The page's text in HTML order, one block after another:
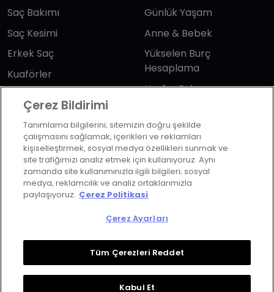
Saç Bakımı
Saç Kesimi
Erkek Saç
Kuaförler
Günlük Yaşam
Anne & Bebek
Yükselen Burç
Hesaplama
Kuafor Bulma
Bizi takip edin
KVKK Başvuru Formu
Kullanım Şart ve Koşulları
Çerez Politikası
Çerez Ayarları
Copyrights ©2026 Herkes İçin Güzellik. Design &
Çerez Bildirimi
Tanımlama bilgilerini; sitemizin doğru şekilde
çalışmasını sağlamak, içerikleri ve reklamları
kişiselleştirmek, sosyal medya özellikleri sunmak ve
site trafiğimizi analiz etmek için kullanıyoruz. Aynı
zamanda site kullanımınızla ilgili bilgileri; sosyal
medya, reklamcılık ve analiz ortaklarımızla
paylaşıyoruz. Çerez Politikasi
Çerez Ayarları
Tüm Çerezleri Reddet
Kabul Et